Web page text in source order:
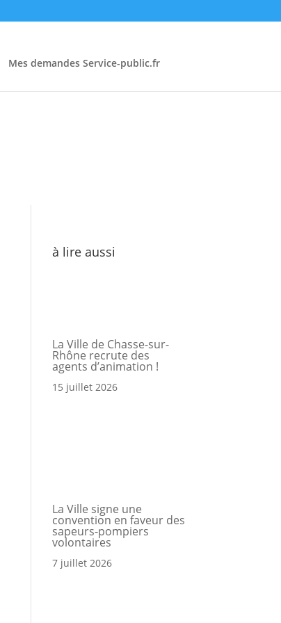
Mes demandes Service-public.fr
à lire aussi
La Ville de Chasse-sur-
Rhône recrute des
agents d’animation !
15 juillet 2026
La Ville signe une
convention en faveur des
sapeurs-pompiers
volontaires
7 juillet 2026